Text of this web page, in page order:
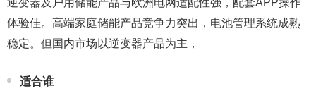
逆变器及户用储能产品与欧洲电网适配性强，配套APP操作
体验佳。高端家庭储能产品竞争力突出，电池管理系统成熟
稳定。但国内市场以逆变器产品为主，
适合谁